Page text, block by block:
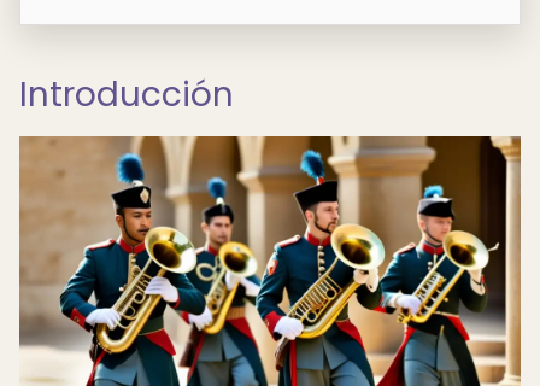
Introducción